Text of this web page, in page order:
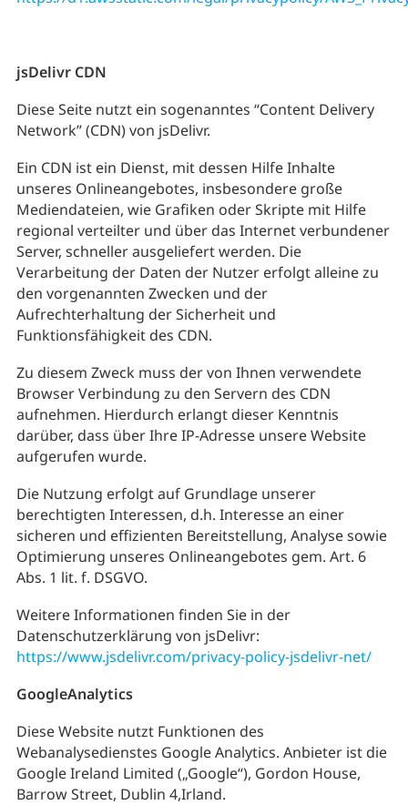
jsDelivr CDN
Diese Seite nutzt ein sogenanntes “Content Delivery
Network” (CDN) von jsDelivr.
Ein CDN ist ein Dienst, mit dessen Hilfe Inhalte
unseres Onlineangebotes, insbesondere große
Mediendateien, wie Grafiken oder Skripte mit Hilfe
regional verteilter und über das Internet verbundener
Server, schneller ausgeliefert werden. Die
Verarbeitung der Daten der Nutzer erfolgt alleine zu
den vorgenannten Zwecken und der
Aufrechterhaltung der Sicherheit und
Funktionsfähigkeit des CDN.
Zu diesem Zweck muss der von Ihnen verwendete
Browser Verbindung zu den Servern des CDN
aufnehmen. Hierdurch erlangt dieser Kenntnis
darüber, dass über Ihre IP-Adresse unsere Website
aufgerufen wurde.
Die Nutzung erfolgt auf Grundlage unserer
berechtigten Interessen, d.h. Interesse an einer
sicheren und effizienten Bereitstellung, Analyse sowie
Optimierung unseres Onlineangebotes gem. Art. 6
Abs. 1 lit. f. DSGVO.
Weitere Informationen finden Sie in der
Datenschutzerklärung von jsDelivr:
https://www.jsdelivr.com/privacy-policy-jsdelivr-net/
GoogleAnalytics
Diese Website nutzt Funktionen des
Webanalysedienstes Google Analytics. Anbieter ist die
Google Ireland Limited („Google“), Gordon House,
Barrow Street, Dublin 4,Irland.